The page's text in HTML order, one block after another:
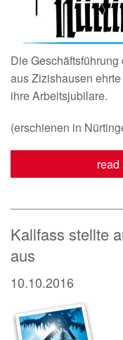
Die
aus Zizishausen
ihre Arbeitsjubilare.
(erschienen in
read
Kallfass stellte
aus
10.10.2016